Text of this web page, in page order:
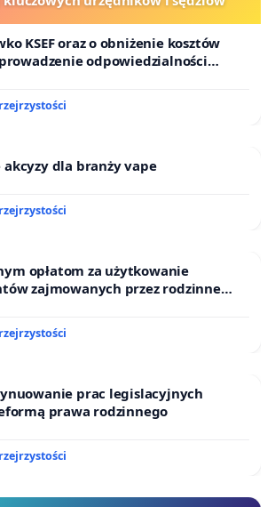
KSEF oraz o obniżenie kosztów
odpowiedzialności
urzędników i sędziów
akcyzy dla branży vape
opłatom za użytkowanie
zajmowanych przez rodzinne
prac legislacyjnych
prawa rodzinnego